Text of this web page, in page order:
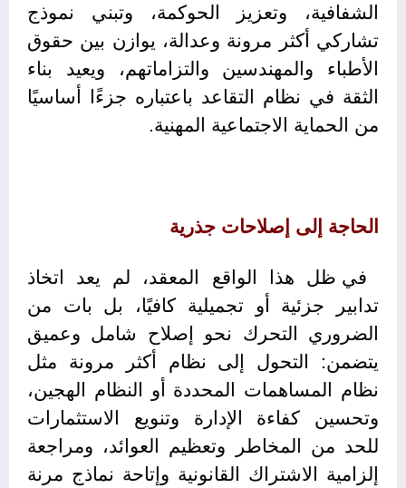
الشفافية، وتعزيز الحوكمة، وتبني نموذج
تشاركي أكثر مرونة وعدالة، يوازن بين حقوق
الأطباء والمهندسين والتزاماتهم، ويعيد بناء
الثقة في نظام التقاعد باعتباره جزءًا أساسيًا
من الحماية الاجتماعية المهنية.
الحاجة إلى إصلاحات جذرية
في ظل هذا الواقع المعقد، لم يعد اتخاذ
تدابير جزئية أو تجميلية كافيًا، بل بات من
الضروري التحرك نحو إصلاح شامل وعميق
يتضمن: التحول إلى نظام أكثر مرونة مثل
نظام المساهمات المحددة أو النظام الهجين،
وتحسين كفاءة الإدارة وتنويع الاستثمارات
للحد من المخاطر وتعظيم العوائد، ومراجعة
إلزامية الاشتراك القانونية وإتاحة نماذج مرنة